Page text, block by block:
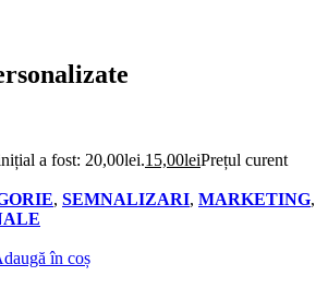
a fost: 20,00lei.15,00leiPrețul curent
, SEMNALIZARI, MARKETING,
în coș